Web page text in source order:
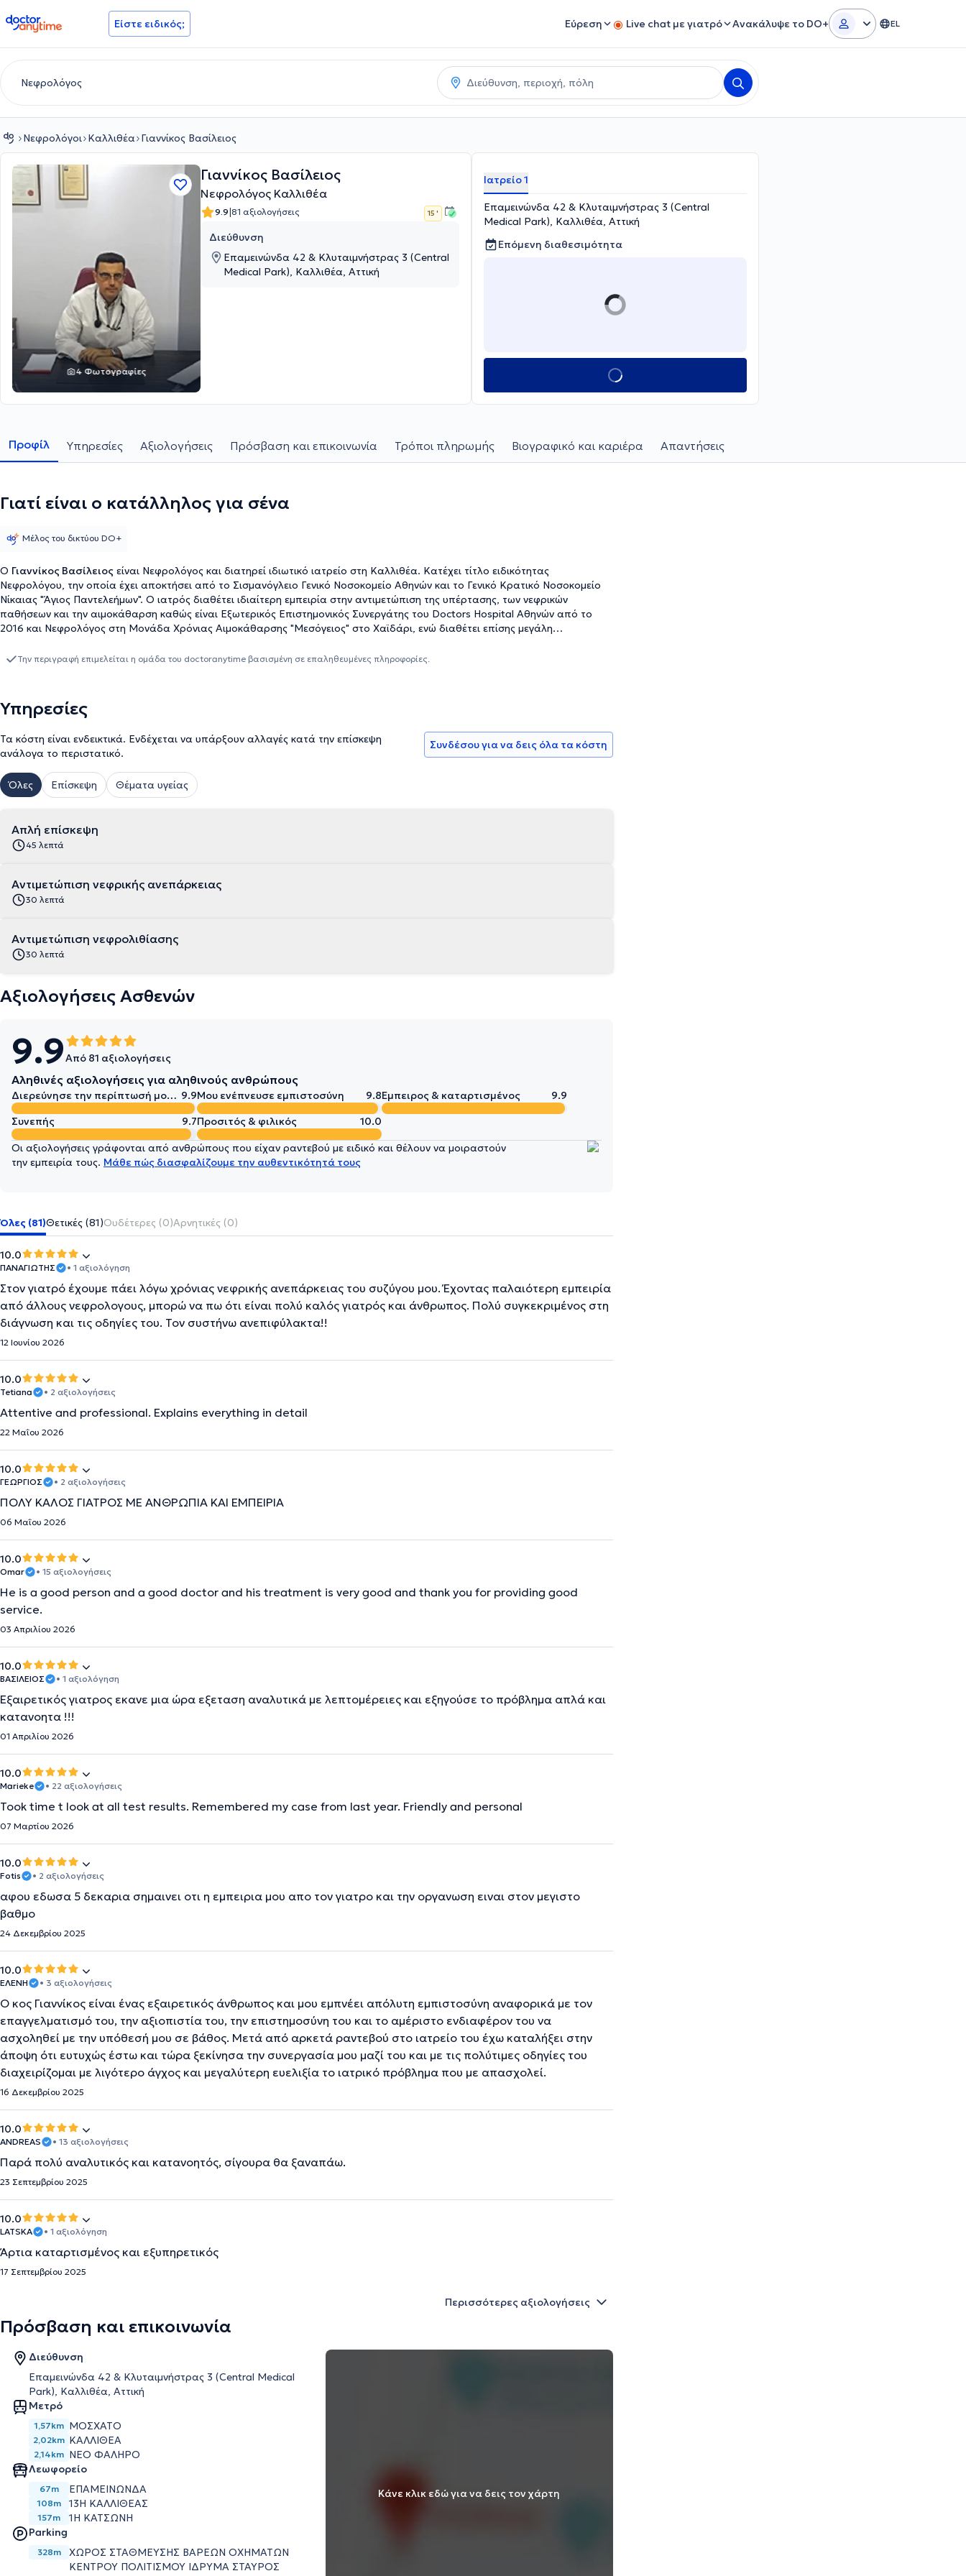
doctoranytime Είστε ειδικός; Εύρεση Live chat με γιατρό Ανακάλυψε το DO+ EL
Νεφρολόγοι Καλλιθέα Γιαννίκος Βασίλειος
4 Φωτογραφίες
Γιαννίκος Βασίλειος
Νεφρολόγος Καλλιθέα
9.9|81 αξιολογήσεις 15 '
Διεύθυνση
Επαμεινώνδα 42 & Κλυταιμνήστρας 3 (Central
Medical Park), Καλλιθέα, Αττική
Ιατρείο 1
Επαμεινώνδα 42 & Κλυταιμνήστρας 3 (Central
Medical Park), Καλλιθέα, Αττική
Επόμενη διαθεσιμότητα
Προφίλ Υπηρεσίες Αξιολογήσεις Πρόσβαση και επικοινωνία Τρόποι πληρωμής Βιογραφικό και καριέρα Απαντήσεις
Γιατί είναι ο κατάλληλος για σένα
Ο Γιαννίκος Βασίλειος είναι Νεφρολόγος και διατηρεί ιδιωτικό ιατρείο στη Καλλιθέα. Κατέχει τίτλο ειδικότητας
Νεφρολόγου, την οποία έχει αποκτήσει από το Σισμανόγλειο Γενικό Νοσοκομείο Αθηνών και το Γενικό Κρατικό Νοσοκομείο
Νίκαιας "Άγιος Παντελεήμων". Ο ιατρός διαθέτει ιδιαίτερη εμπειρία στην αντιμετώπιση της υπέρτασης, των νεφρικών
παθήσεων και την αιμοκάθαρση καθώς είναι Εξωτερικός Επιστημονικός Συνεργάτης του Doctors Hospital Αθηνών από το
2016 και Νεφρολόγος στη Μονάδα Χρόνιας Αιμοκάθαρσης "Μεσόγειος" στο Χαϊδάρι, ενώ διαθέτει επίσης μεγάλη
"Μεσόγειος" Χαλκίδας από το 2014 και έχοντας εργαστεί σε αντίστοιχες θέσεις στο παρελθόν στον ιδιωτικό και το δημόσιο
δημοσιεύσεις του.
Μέλος του δικτύου DO+
Την περιγραφή επιμελείται η ομάδα του doctoranytime βασισμένη σε επαληθευμένες πληροφορίες.
Υπηρεσίες
Τα κόστη είναι ενδεικτικά. Ενδέχεται να υπάρξουν αλλαγές κατά την επίσκεψη
ανάλογα το περιστατικό.
Συνδέσου για να δεις όλα τα κόστη
Όλες Επίσκεψη Θέματα υγείας
Απλή επίσκεψη
45 λεπτά
Αντιμετώπιση νεφρικής ανεπάρκειας
30 λεπτά
Αντιμετώπιση νεφρολιθίασης
30 λεπτά
Αξιολογήσεις Ασθενών
9.9Από 81 αξιολογήσεις
Αληθινές αξιολογήσεις για αληθινούς ανθρώπους
Διερεύνησε την περίπτωσή μου σε βάθος 9.9Μου ενέπνευσε εμπιστοσύνη 9.8Έμπειρος & καταρτισμένος
9.9
Συνεπής
9.7Προσιτός & φιλικός 10.0
Οι αξιολογήσεις γράφονται από ανθρώπους που είχαν ραντεβού με ειδικό και θέλουν να μοιραστούν
την εμπειρία τους. Μάθε πώς διασφαλίζουμε την αυθεντικότητά τους
Όλες (81)Θετικές (81)Ουδέτερες (0)Αρνητικές (0)
10.0
ΠΑΝΑΓΙΩΤΗΣ • 1 αξιολόγηση
Στον γιατρό έχουμε πάει λόγω χρόνιας νεφρικής ανεπάρκειας του συζύγου μου. Έχοντας παλαιότερη εμπειρία
από άλλους νεφρολογους, μπορώ να πω ότι είναι πολύ καλός γιατρός και άνθρωπος. Πολύ συγκεκριμένος στη
διάγνωση και τις οδηγίες του. Τον συστήνω ανεπιφύλακτα!!
12 Ιουνίου 2026
10.0
Tetiana • 2 αξιολογήσεις
Attentive and professional. Explains everything in detail
22 Μαΐου 2026
10.0
ΓΕΩΡΓΙΟΣ • 2 αξιολογήσεις
ΠΟΛΥ ΚΑΛΟΣ ΓΙΑΤΡΟΣ ΜΕ ΑΝΘΡΩΠΙΑ ΚΑΙ ΕΜΠΕΙΡΙΑ
06 Μαΐου 2026
10.0
Omar • 15 αξιολογήσεις
He is a good person and a good doctor and his treatment is very good and thank you for providing good
service.
03 Απριλίου 2026
10.0
ΒΑΣΙΛΕΙΟΣ • 1 αξιολόγηση
Εξαιρετικός γιατρος εκανε μια ώρα εξεταση αναλυτικά με λεπτομέρειες και εξηγούσε το πρόβλημα απλά και
κατανοητα !!!
01 Απριλίου 2026
10.0
Marieke • 22 αξιολογήσεις
Took time t look at all test results. Remembered my case from last year. Friendly and personal
07 Μαρτίου 2026
10.0
Fotis • 2 αξιολογήσεις
αφου εδωσα 5 δεκαρια σημαινει οτι η εμπειρια μου απο τον γιατρο και την οργανωση ειναι στον μεγιστο
βαθμο
24 Δεκεμβρίου 2025
10.0
ΕΛΕΝΗ • 3 αξιολογήσεις
Ο κος Γιαννίκος είναι ένας εξαιρετικός άνθρωπος και μου εμπνέει απόλυτη εμπιστοσύνη αναφορικά με τον
επαγγελματισμό του, την αξιοπιστία του, την επιστημοσύνη του και το αμέριστο ενδιαφέρον του να
ασχοληθεί με την υπόθεσή μου σε βάθος. Μετά από αρκετά ραντεβού στο ιατρείο του έχω καταλήξει στην
άποψη ότι ευτυχώς έστω και τώρα ξεκίνησα την συνεργασία μου μαζί του και με τις πολύτιμες οδηγίες του
διαχειρίζομαι με λιγότερο άγχος και μεγαλύτερη ευελιξία το ιατρικό πρόβλημα που με απασχολεί.
16 Δεκεμβρίου 2025
10.0
ANDREAS • 13 αξιολογήσεις
Παρά πολύ αναλυτικός και κατανοητός, σίγουρα θα ξαναπάω.
23 Σεπτεμβρίου 2025
10.0
LATSKA • 1 αξιολόγηση
Άρτια καταρτισμένος και εξυπηρετικός
17 Σεπτεμβρίου 2025
Περισσότερες αξιολογήσεις
Πρόσβαση και επικοινωνία
Διεύθυνση
Επαμεινώνδα 42 & Κλυταιμνήστρας 3 (Central Medical
Park), Καλλιθέα, Αττική
Μετρό
1,57km ΜΟΣΧΑΤΟ
2,02km ΚΑΛΛΙΘΕΑ
2,14km ΝΕΟ ΦΑΛΗΡΟ
Λεωφορείο
67m ΕΠΑΜΕΙΝΩΝΔΑ
108m 13Η ΚΑΛΛΙΘΕΑΣ
157m
1Η ΚΑΤΣΩΝΗ
Parking
328m
ΧΩΡΟΣ ΣΤΑΘΜΕΥΣΗΣ ΒΑΡΕΩΝ ΟΧΗΜΑΤΩΝ
ΚΕΝΤΡΟΥ ΠΟΛΙΤΙΣΜΟΥ ΙΔΡΥΜΑ ΣΤΑΥΡΟΣ
Κάνε κλικ εδώ για να δεις τον χάρτη